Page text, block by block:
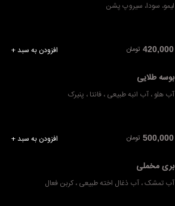
لیمو، سودا، سیروپ پشن
افزودن به سبد + 420,000 تومان
بوسه طلایی
آب هلو ، آب انبه طبیعی ، فانتا ، پنیرک
افزودن به سبد + 500,000 تومان
بری مخملی
آب تمشک ، آب ذغال اخته طبیعی ، کربن فعال